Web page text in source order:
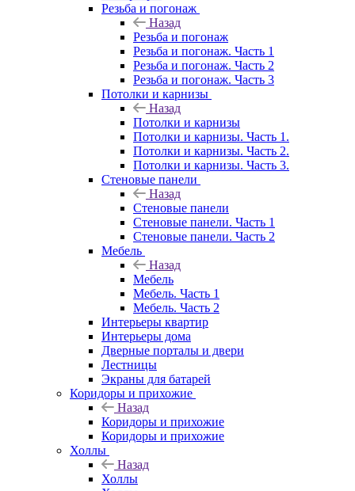
Резьба и погонаж
Назад
Резьба и погонаж
Резьба и погонаж. Часть 1
Резьба и погонаж. Часть 2
Резьба и погонаж. Часть 3
Потолки и карнизы
Назад
Потолки и карнизы
Потолки и карнизы. Часть 1.
Потолки и карнизы. Часть 2.
Потолки и карнизы. Часть 3.
Стеновые панели
Назад
Стеновые панели
Стеновые панели. Часть 1
Стеновые панели. Часть 2
Мебель
Назад
Мебель
Мебель. Часть 1
Мебель. Часть 2
Интерьеры квартир
Интерьеры дома
Дверные порталы и двери
Лестницы
Экраны для батарей
Коридоры и прихожие
Назад
Коридоры и прихожие
Коридоры и прихожие
Холлы
Назад
Холлы